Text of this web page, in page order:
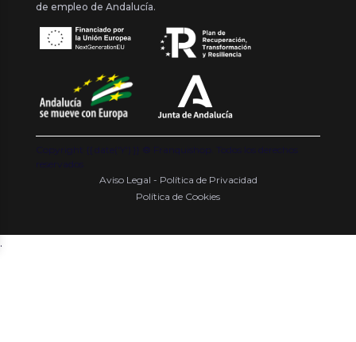
de empleo de Andalucía.
Copyright {{ date('Y') }} ® Franquishop. Todos los derechos
reservados
Aviso Legal - Política de Privacidad
Política de Cookies
.